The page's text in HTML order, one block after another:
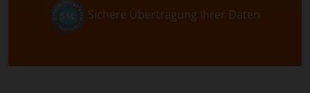
Sichere Übertragung Ihrer Daten